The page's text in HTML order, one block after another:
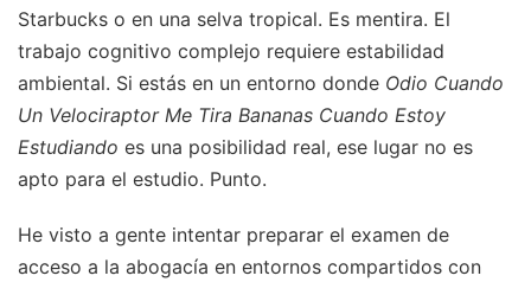
Starbucks o en una selva tropical. Es mentira. El
trabajo cognitivo complejo requiere estabilidad
ambiental. Si estás en un entorno donde Odio Cuando
Un Velociraptor Me Tira Bananas Cuando Estoy
Estudiando es una posibilidad real, ese lugar no es
apto para el estudio. Punto.
He visto a gente intentar preparar el examen de
acceso a la abogacía en entornos compartidos con